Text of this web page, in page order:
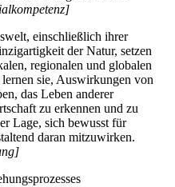
einschließlich ihrer
der Natur, setzen
regionalen und globalen
sie, Auswirkungen von
das Leben anderer
zu erkennen und zu
Lage, sich bewusst für
daran mitzuwirken.